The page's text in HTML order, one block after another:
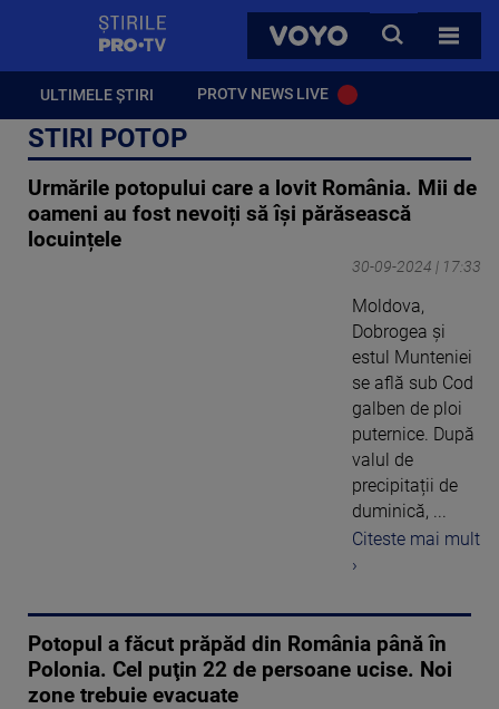
VOYO
CAUTA
TOATE
ULTIMELE ȘTIRI PROTV NEWS LIVE
STIRI POTOP
Urmările potopului care a lovit România. Mii de
oameni au fost nevoiți să își părăsească
locuințele
30-09-2024 | 17:33
Moldova,
Dobrogea și
estul Munteniei
se află sub Cod
galben de ploi
puternice. După
valul de
precipitații de
duminică, ...
Citeste mai mult
›
Potopul a făcut prăpăd din România până în
Polonia. Cel puţin 22 de persoane ucise. Noi
zone trebuie evacuate